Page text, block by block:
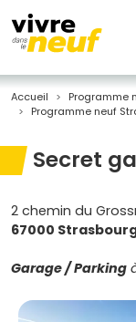
Accueil Programme
Programme neuf
Secret
2 chemin du
67000
Garage / Parking